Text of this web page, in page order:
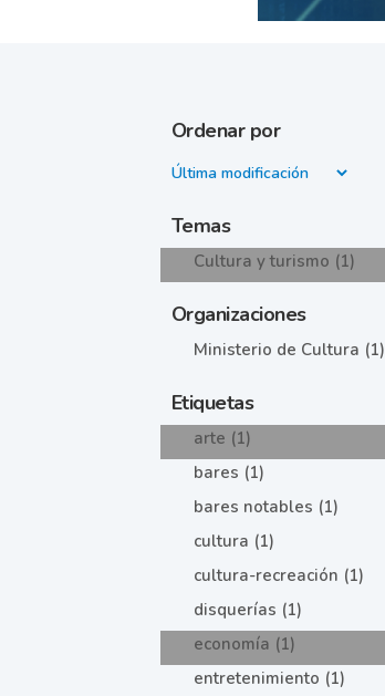
Ordenar por
Temas
Cultura y turismo (1)
Organizaciones
Ministerio de Cultura (1)
Etiquetas
arte (1)
bares (1)
bares notables (1)
cultura (1)
cultura-recreación (1)
disquerías (1)
economía (1)
entretenimiento (1)